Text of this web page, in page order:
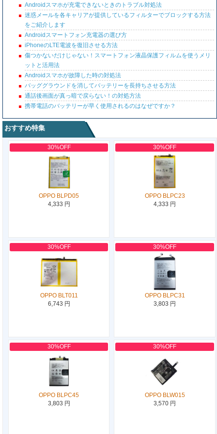
Androidスマホが充電できないときのトラブル対処法
迷惑メールを各キャリアが提供しているフィルターでブロックする方法
をご紹介します
Androidスマートフォン充電器の選び方
iPhoneのLTE電波を復旧させる方法
傷つかないだけじゃない！スマートフォン液晶保護フィルムを使うメリ
ットと活用法
Androidスマホが故障した時の対処法
バッググラウンドを消してバッテリーを長持ちさせる方法
通話後画面が真っ暗で戻らない！の対処方法
携帯電話のバッテリーが早く使用されるのはなぜですか？
おすすめ特集
30%OFF
OPPO BLPD05
4,333 円
30%OFF
OPPO BLPC23
4,333 円
30%OFF
OPPO BLT011
6,743 円
30%OFF
OPPO BLPC31
3,803 円
30%OFF
OPPO BLPC45
3,803 円
30%OFF
OPPO BLW015
3,570 円